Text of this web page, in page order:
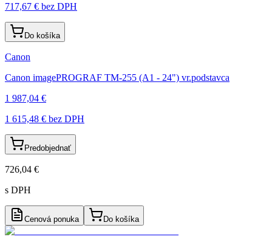
717,67 € bez DPH
Do košíka
Canon
Canon imagePROGRAF TM-255 (A1 - 24") vr.podstavca
1 987,04 €
1 615,48 € bez DPH
Predobjednať
726,04 €
s DPH
Cenová ponuka Do košíka